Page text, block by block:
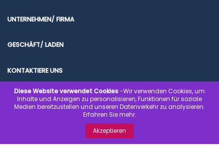
UNTERNEHMEN/ FIRMA
GESCHÄFT/ LADEN
KONTAKTIERE UNS
© 2020 www.kondombilliger.de | SICHER EINKAUFEN. SICHER BEZAHLEN.
SCHNELL GELIEFERT.
Diese Website verwendet Cookies-Wir verwenden Cookies, um
Inhalte und Anzeigen zu personalisieren, Funktionen für soziale
Medien bereitzustellen und unseren Datenverkehr zu analysieren.
Erfahren Sie mehr.
Akzeptieren